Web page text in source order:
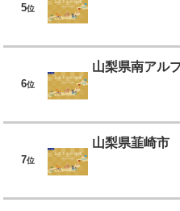
5位
6位
山梨県南アル
7位
山梨県韮崎市